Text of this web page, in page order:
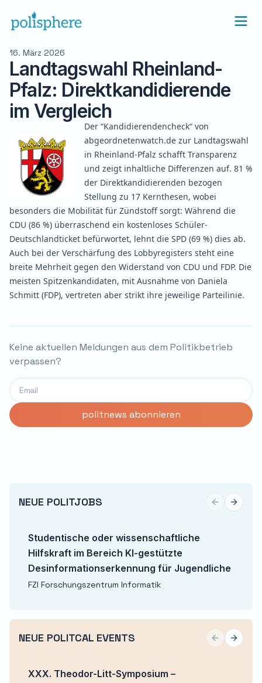
16. März 2026
Landtagswahl Rheinland-
Pfalz: Direktkandidierende
im Vergleich
Der “Kandidierendencheck“ von
abgeordnetenwatch.de zur Landtagswahl
in Rheinland-Pfalz schafft Transparenz
und zeigt inhaltliche Differenzen auf. 81 %
der Direktkandidierenden bezogen
Stellung zu 17 Kernthesen, wobei
besonders die Mobilität für Zündstoff sorgt: Während die
CDU (86 %) überraschend ein kostenloses Schüler-
Deutschlandticket befürwortet, lehnt die SPD (69 %) dies ab.
Auch bei der Verschärfung des Lobbyregisters steht eine
breite Mehrheit gegen den Widerstand von CDU und FDP. Die
meisten Spitzenkandidaten, mit Ausnahme von Daniela
Schmitt (FDP), vertreten aber strikt ihre jeweilige Parteilinie.
Keine aktuellen Meldungen aus dem Politikbetrieb
verpassen?
NEUE POLITJOBS Previous
Next
Studentische oder wissenschaftliche
Hilfskraft im Bereich KI-gestützte
Desinformationserkennung für Jugendliche
FZI Forschungszentrum Informatik
NEUE POLITCAL EVENTS Previous
Next
XXX. Theodor-Litt-Symposium –